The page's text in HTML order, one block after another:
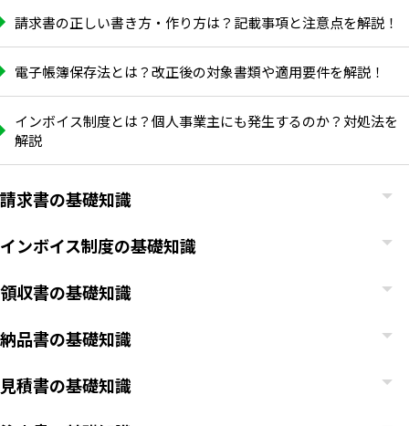
請求書の正しい書き方・作り方は？記載事項と注意点を解説！
電子帳簿保存法とは？改正後の対象書類や適用要件を解説！
インボイス制度とは？個人事業主にも発生するのか？対処法を
解説
請求書の基礎知識
インボイス制度の基礎知識
領収書の基礎知識
納品書の基礎知識
見積書の基礎知識